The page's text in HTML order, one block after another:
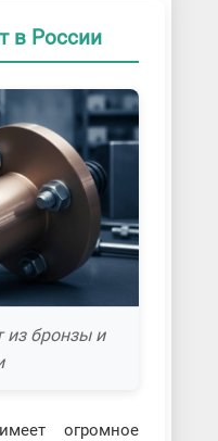
в России
из бронзы и
огромное